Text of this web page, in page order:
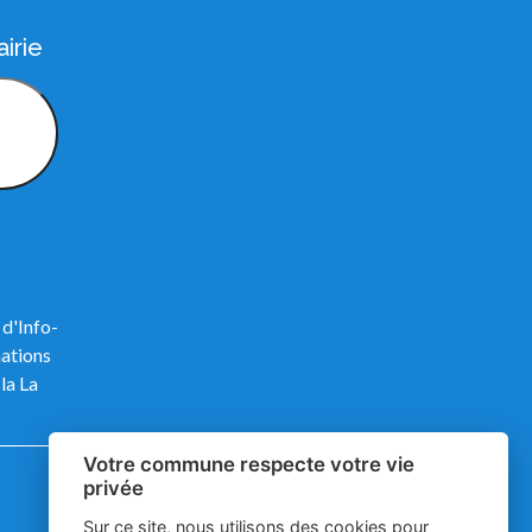
d'Info-
La
Votre commune respecte votre vie
privée
Sur ce site, nous utilisons des cookies pour